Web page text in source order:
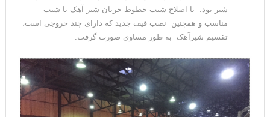
شیر بود. با اصلاح شیب خطوط جریان شیر آهک با شیب
مناسب و همچنین نصب قیف جدید که دارای چند خروجی است،
تقسیم شیرآهک به طور مساوی صورت گرفت.